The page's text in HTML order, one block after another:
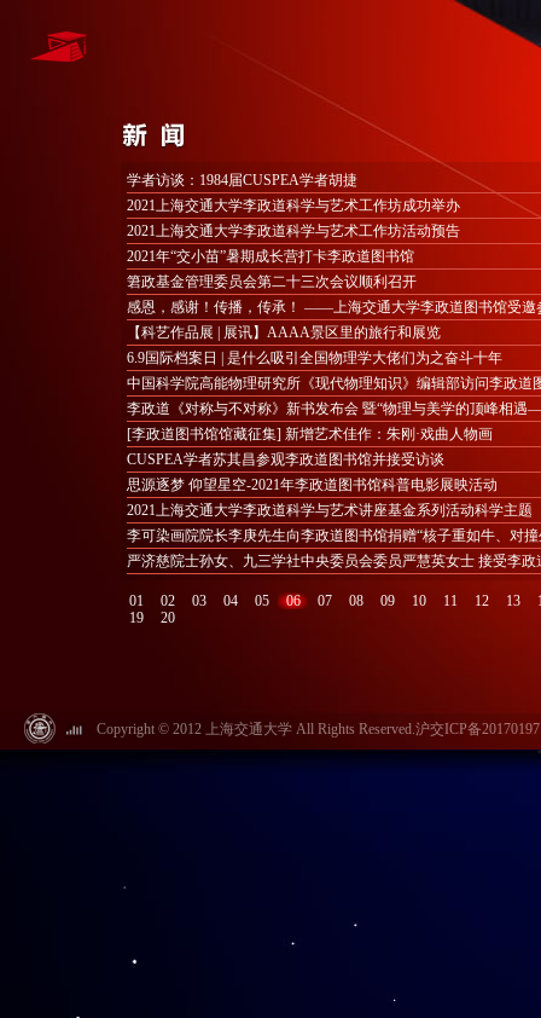
学者访谈：1984届CUSPEA学者胡捷
2021上海交通大学李政道科学与艺术工作坊成功举办
2021上海交通大学李政道科学与艺术工作坊活动预告
2021年“交小苗”暑期成长营打卡李政道图书馆
䇹政基金管理委员会第二十三次会议顺利召开
感恩，感谢！传播，传承！ ——上海交通大学李政道图书馆受邀
【科艺作品展 | 展讯】AAAA景区里的旅行和展览
6.9国际档案日 | 是什么吸引全国物理学大佬们为之奋斗十年
中国科学院高能物理研究所《现代物理知识》编辑部访问李政道
李政道《对称与不对称》新书发布会 暨“物理与美学的顶峰相遇—
[李政道图书馆馆藏征集] 新增艺术佳作：朱刚·戏曲人物画
CUSPEA学者苏其昌参观李政道图书馆并接受访谈
思源逐梦 仰望星空-2021年李政道图书馆科普电影展映活动
2021上海交通大学李政道科学与艺术讲座基金系列活动科学主题
李可染画院院长李庚先生向李政道图书馆捐赠“核子重如牛、对
严济慈院士孙女、九三学社中央委员会委员严慧英女士 接受李政
01 02 03 04 05 06 07 08 09 10 11 12 13
19
20
Copyright © 2012 上海交通大学 All Rights Reserved.沪交ICP备20170197